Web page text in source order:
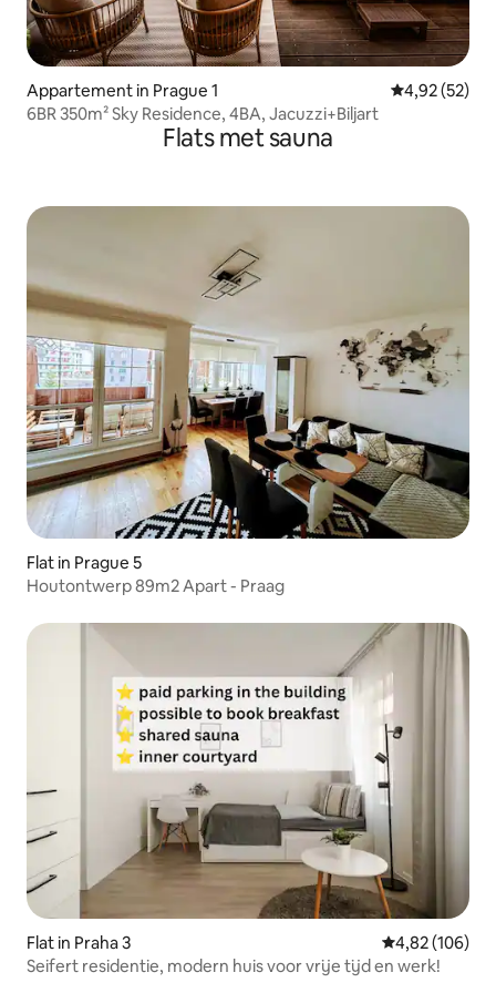
Appartement in Prague 1 Gemiddelde
4,92 (52)
6BR 350m² Sky Residence, 4BA, Jacuzzi+Biljart
Flats met sauna
Flat in Prague 5
Houtontwerp 89m2 Apart - Praag
Flat in Praha 3 Gemiddelde
4,82 (106)
Seifert residentie, modern huis voor vrije tijd en werk!